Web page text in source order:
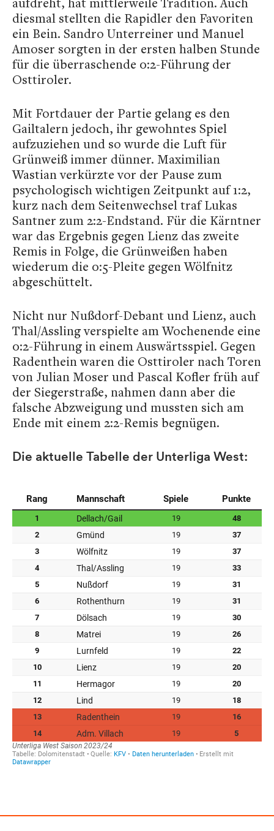
diesmal stellten die Rapidler den Favoriten
ein Bein. Sandro Unterreiner und Manuel
Amoser sorgten in der ersten halben Stunde
für die überraschende 0:2-Führung der
Osttiroler.
Mit Fortdauer der Partie gelang es den
Gailtalern jedoch, ihr gewohntes Spiel
aufzuziehen und so wurde die Luft für
Grünweiß immer dünner. Maximilian
Wastian verkürzte vor der Pause zum
psychologisch wichtigen Zeitpunkt auf 1:2,
kurz nach dem Seitenwechsel traf Lukas
Santner zum 2:2-Endstand. Für die Kärntner
war das Ergebnis gegen Lienz das zweite
Remis in Folge, die Grünweißen haben
wiederum die 0:5-Pleite gegen Wölfnitz
abgeschüttelt.
Nicht nur Nußdorf-Debant und Lienz, auch
Thal/Assling verspielte am Wochenende eine
0:2-Führung in einem Auswärtsspiel. Gegen
Radenthein waren die Osttiroler nach Toren
von Julian Moser und Pascal Kofler früh auf
der Siegerstraße, nahmen dann aber die
falsche Abzweigung und mussten sich am
Ende mit einem 2:2-Remis begnügen.
Die aktuelle Tabelle der Unterliga West: